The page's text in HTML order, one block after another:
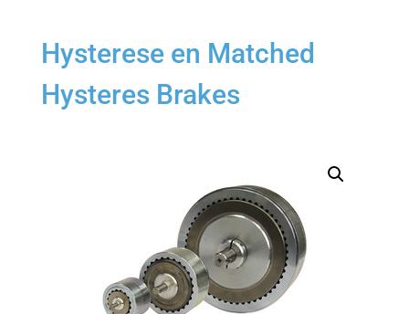
Hysterese en Matched
Hysteres Brakes